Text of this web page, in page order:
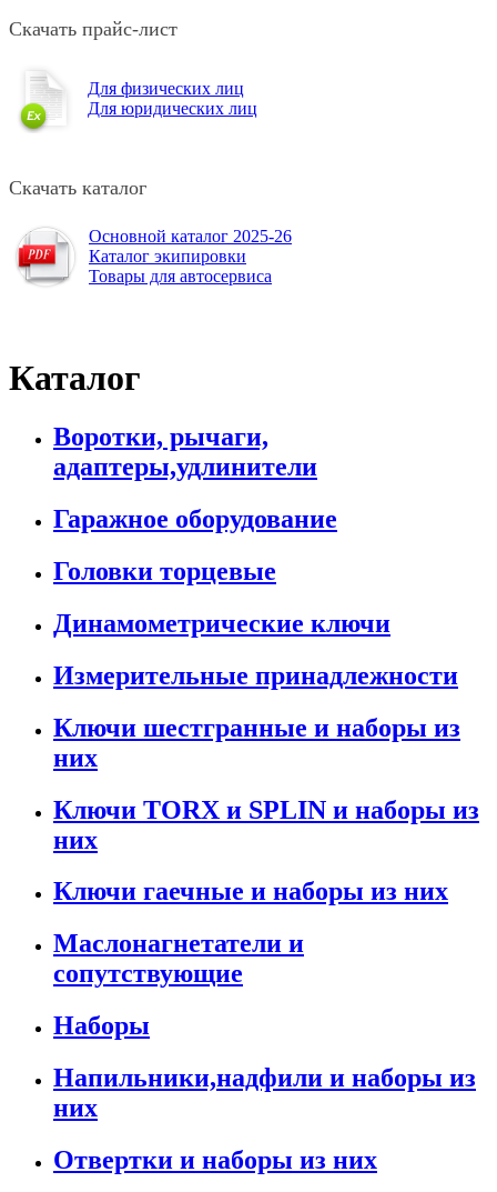
Скачать прайс-лист
Для физических лиц
Для юридических лиц
Скачать каталог
Основной каталог 2025-26
Каталог экипировки
Товары для автосервиса
Каталог
Воротки, рычаги,
адаптеры,удлинители
Гаражное оборудование
Головки торцевые
Динамометрические ключи
Измерительные принадлежности
Ключи шестгранные и наборы из
них
Ключи TORX и SPLIN и наборы из
них
Ключи гаечные и наборы из них
Маслонагнетатели и
сопутствующие
Наборы
Напильники,надфили и наборы из
них
Отвертки и наборы из них